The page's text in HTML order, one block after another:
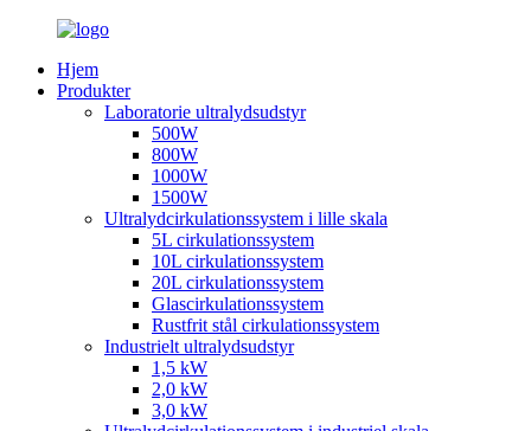
Hjem
Produkter
Laboratorie ultralydsudstyr
500W
800W
1000W
1500W
Ultralydcirkulationssystem i lille skala
5L cirkulationssystem
10L cirkulationssystem
20L cirkulationssystem
Glascirkulationssystem
Rustfrit stål cirkulationssystem
Industrielt ultralydsudstyr
1,5 kW
2,0 kW
3,0 kW